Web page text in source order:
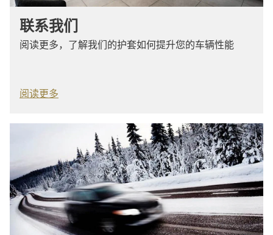
联系我们
阅读更多，了解我们的护套如何提升您的车辆性能
阅读更多